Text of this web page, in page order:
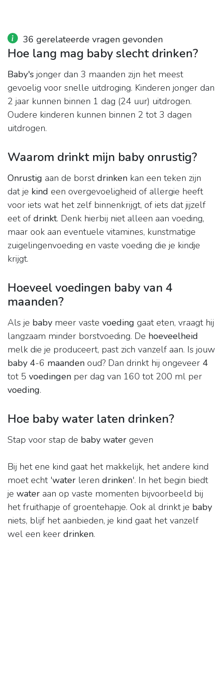
36 gerelateerde vragen gevonden
Hoe lang mag baby slecht drinken?
Baby's jonger dan 3 maanden zijn het meest
gevoelig voor snelle uitdroging. Kinderen jonger dan
2 jaar kunnen binnen 1 dag (24 uur) uitdrogen.
Oudere kinderen kunnen binnen 2 tot 3 dagen
uitdrogen.
Waarom drinkt mijn baby onrustig?
Onrustig aan de borstdrinken kan een teken zijn
dat je kind een overgevoeligheid of allergie heeft
voor iets wat het zelf binnenkrijgt, of iets dat jijzelf
eet of drinkt. Denk hierbij niet alleen aan voeding,
maar ook aan eventuele vitamines, kunstmatige
zuigelingenvoeding en vaste voeding die je kindje
krijgt.
Hoeveel voedingen baby van 4
maanden?
Als je baby meer vaste voeding gaat eten, vraagt hij
langzaam minder borstvoeding. De hoeveelheid
melk die je produceert, past zich vanzelf aan. Is jouw
baby 4-6 maanden oud? Dan drinkt hij ongeveer 4
tot 5 voedingen per dag van 160 tot 200 ml per
voeding.
Hoe baby water laten drinken?
Stap voor stap de baby water geven
Bij het ene kind gaat het makkelijk, het andere kind
moet echt 'water leren drinken'. In het begin biedt
je water aan op vaste momenten bijvoorbeeld bij
het fruithapje of groentehapje. Ook al drinkt je baby
niets, blijf het aanbieden, je kind gaat het vanzelf
wel een keer drinken.